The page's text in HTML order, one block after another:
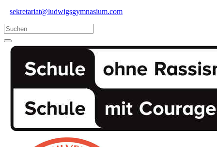
sekretariat@ludwigsgymnasium.com